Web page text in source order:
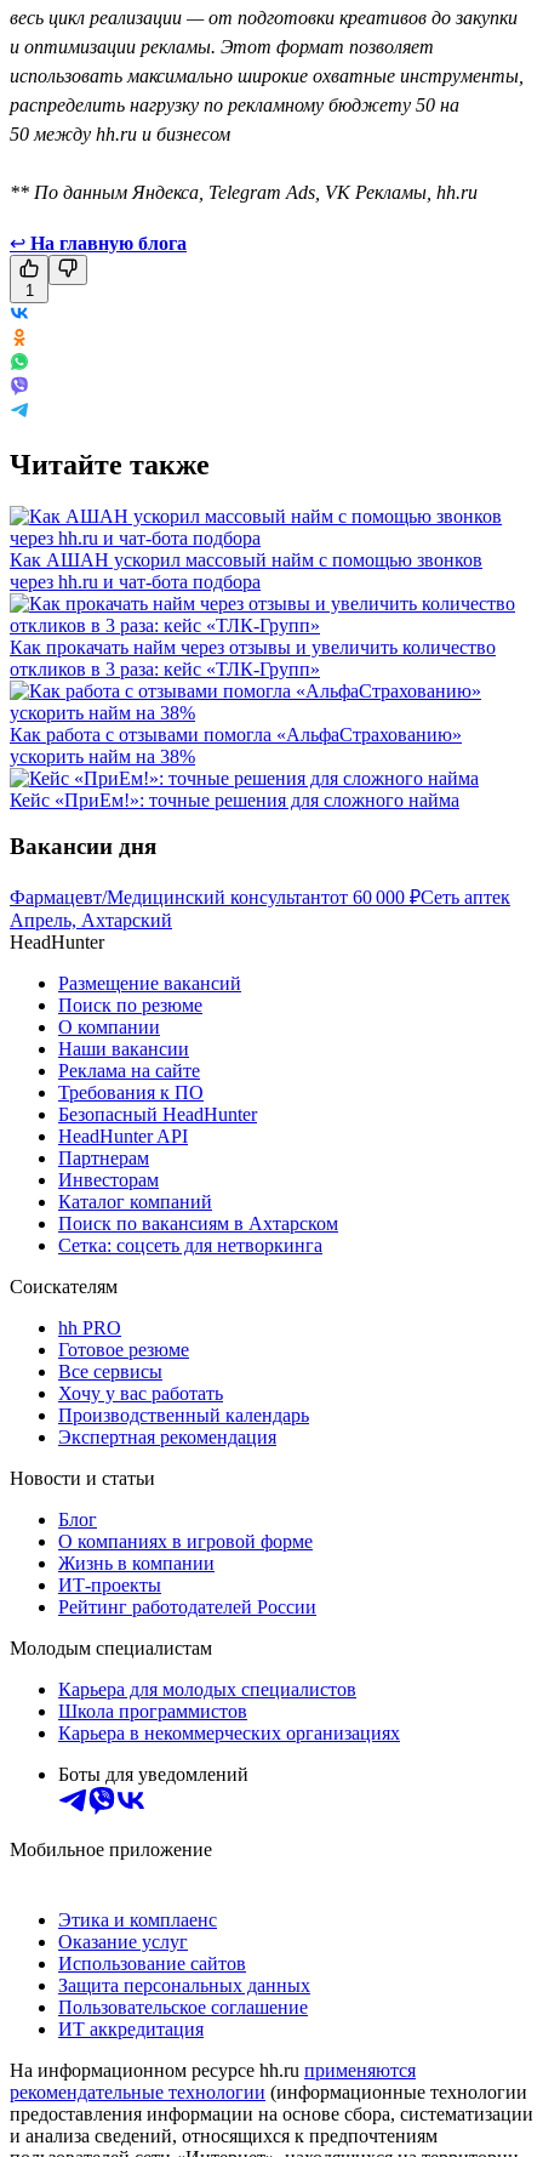
весь цикл реализации — от подготовки креативов до закупки
и оптимизации рекламы. Этот формат позволяет
использовать максимально широкие охватные инструменты,
распределить нагрузку по рекламному бюджету 50 на
50 между hh.ru и бизнесом
** По данным Яндекса, Telegram Ads, VK Рекламы, hh.ru
↩ На главную блога
1
Читайте также
Как АШАН ускорил массовый найм с помощью звонков
через hh.ru и чат-бота подбора
Как прокачать найм через отзывы и увеличить количество
откликов в 3 раза: кейс «ТЛК-Групп»
Как работа с отзывами помогла «АльфаСтрахованию»
ускорить найм на 38%
Кейс «ПриЕм!»: точные решения для сложного найма
Вакансии дня
Фармацевт/Медицинский консультантот 60 000 ₽Сеть аптек
Апрель, Ахтарский
HeadHunter
Размещение вакансий
Поиск по резюме
О компании
Наши вакансии
Реклама на сайте
Требования к ПО
Безопасный HeadHunter
HeadHunter API
Партнерам
Инвесторам
Каталог компаний
Поиск по вакансиям в Ахтарском
Сетка: соцсеть для нетворкинга
Соискателям
hh PRO
Готовое резюме
Все сервисы
Хочу у вас работать
Производственный календарь
Экспертная рекомендация
Новости и статьи
Блог
О компаниях в игровой форме
Жизнь в компании
ИТ-проекты
Рейтинг работодателей России
Молодым специалистам
Карьера для молодых специалистов
Школа программистов
Карьера в некоммерческих организациях
Боты для уведомлений
Мобильное приложение
Этика и комплаенс
Оказание услуг
Использование сайтов
Защита персональных данных
Пользовательское соглашение
ИТ аккредитация
На информационном ресурсе hh.ru применяются
рекомендательные технологии (информационные технологии
предоставления информации на основе сбора, систематизации
и анализа сведений, относящихся к предпочтениям